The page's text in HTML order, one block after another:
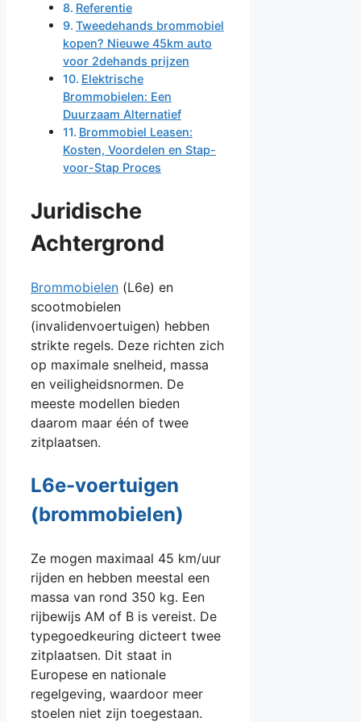
Referentie
Tweedehands brommobiel
kopen? Nieuwe 45km auto
voor 2dehands prijzen
Elektrische
Brommobielen: Een
Duurzaam Alternatief
Brommobiel Leasen:
Kosten, Voordelen en Stap-
voor-Stap Proces
Juridische
Achtergrond
Brommobielen (L6e) en
scootmobielen
(invalidenvoertuigen) hebben
strikte regels. Deze richten zich
op maximale snelheid, massa
en veiligheidsnormen. De
meeste modellen bieden
daarom maar één of twee
zitplaatsen.
L6e-voertuigen
(brommobielen)
Ze mogen maximaal 45 km/uur
rijden en hebben meestal een
massa van rond 350 kg. Een
rijbewijs AM of B is vereist. De
typegoedkeuring dicteert twee
zitplaatsen. Dit staat in
Europese en nationale
regelgeving, waardoor meer
stoelen niet zijn toegestaan.